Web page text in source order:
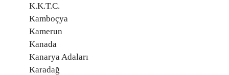
K.K.T.C.
Kamboçya
Kamerun
Kanada
Kanarya Adaları
Karadağ